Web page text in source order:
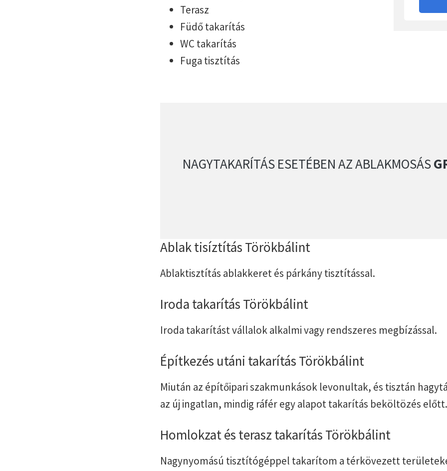
Terasz
Füdő takarítás
WC takarítás
Fuga tisztítás
NAGYTAKARÍTÁS ESETÉBEN AZ ABLAKMOSÁS
Ablak tisíztítás Törökbálint
Ablaktisztítás ablakkeret és párkány tisztítással.
Iroda takarítás Törökbálint
Iroda takarítást vállalok alkalmi vagy rendszeres megbízással.
Építkezés utáni takarítás Törökbálint
Miután az építőipari szakmunkások levonultak, és tisztán
az új ingatlan, mindig ráfér egy alapot takarítás beköltözés előtt.
Homlokzat és terasz takarítás Törökbálint
Nagynyomású tisztítógéppel takarítom a térkövezett